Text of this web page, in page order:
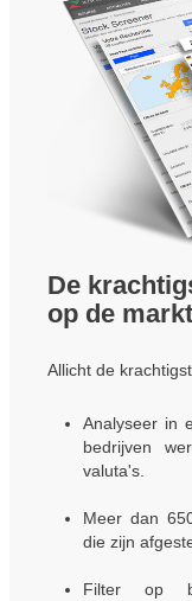
De
op de markt
Allicht de
Analyseer in
bedrijven
valuta's.
Meer dan
die zijn
Filter op